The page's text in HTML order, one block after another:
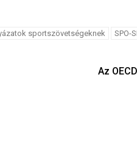
sportszövetségeknek SPO-
Az